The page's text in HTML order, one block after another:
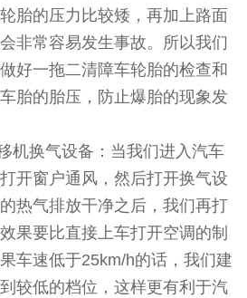
胎的压力比较矮，再加上路面
非常容易发生事故。所以我们
好一拖二清障车轮胎的检查和
胎的胎压，防止爆胎的现象发
换气设备：当我们进入汽车
开窗户通风，然后打开换气设
热气排放干净之后，我们再打
果要比直接上车打开空调的制
车速低于25km/h的话，我们建
较低的档位，这样更有利于汽